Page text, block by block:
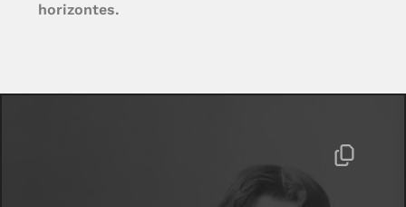
horizontes.